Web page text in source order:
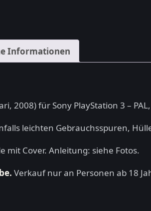
Informationen
2008) für Sony PlayStation 3 –
leichten Gebrauchsspuren,
mit Cover. Anleitung: siehe Fotos.
Verkauf nur an Personen ab 18